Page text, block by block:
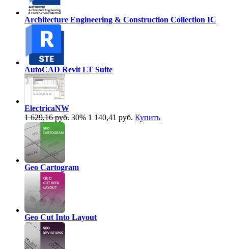
Architecture Engineering & Construction Collection IC
AutoCAD Revit LT Suite
ElectricaNW
1 629,16 руб. 30% 1 140,41 руб. Купить
Geo Cartogram
Geo Cut Into Layout